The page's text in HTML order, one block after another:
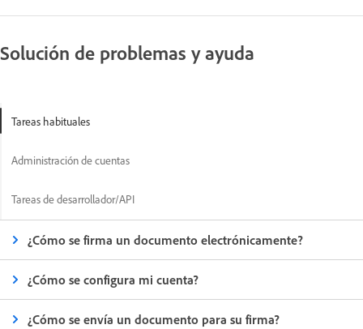
Solución de problemas y ayuda
Tareas habituales
Administración de cuentas
Tareas de desarrollador/API
¿Cómo se firma un documento electrónicamente?
¿Cómo se configura mi cuenta?
¿Cómo se envía un documento para su firma?